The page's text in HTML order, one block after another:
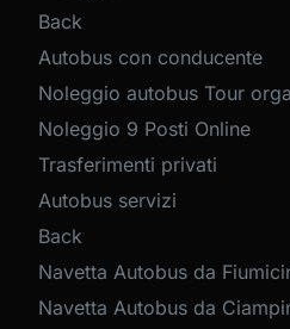
Back
Autobus con conducente
Noleggio autobus Tour
Noleggio 9 Posti Online
Trasferimenti privati
Autobus servizi
Back
Navetta Autobus da
Navetta Autobus da